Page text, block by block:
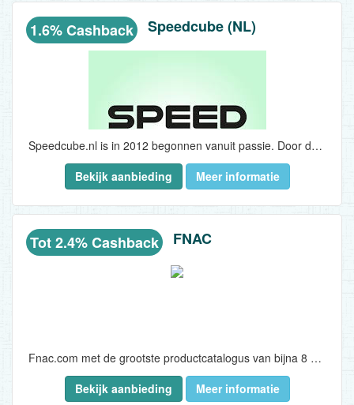
1.6% Cashback Speedcube (NL)
Speedcube.nl is in 2012 begonnen vanuit passie. Door de liefde voor speedcubes en educatieve spellen is Speedcube.nl inmiddels uitgegroeid tot een prachtige webshop met de hoofdcategorieën: speedcubes, yoyo’s, breinbrekers, modelbouw, putty & puzzels. Er is een breed assortiment voor iedereen, van jong tot oud, van casual hobbyist tot spellenexpert. In een tijd waarin we omringd zijn door technologie, gadgets, schermen en media, blijft educatief speelgoed een van de meest populaire manieren om te ontspannen en toch je hersenen aan het werk te zetten...
Bekijk aanbieding
Meer informatie
Tot 2.4% Cashback FNAC
Fnac.com met de grootste productcatalogus van bijna 8 miljoen artikelen die binnen 24 uur beschikbaar zijn!..
Bekijk aanbieding
Meer informatie